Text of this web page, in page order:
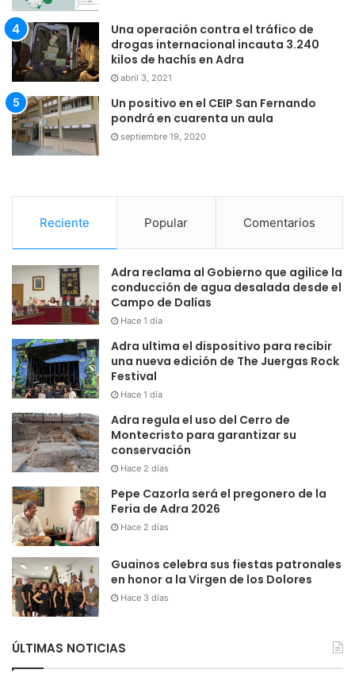
Una operación contra el tráfico de
drogas internacional incauta 3.240
kilos de hachís en Adra
abril 3, 2021
Un positivo en el CEIP San Fernando
pondrá en cuarenta un aula
septiembre 19, 2020
Reciente Popular Comentarios
Adra reclama al Gobierno que agilice la
conducción de agua desalada desde el
Campo de Dalías
Hace 1 día
Adra ultima el dispositivo para recibir
una nueva edición de The Juergas Rock
Festival
Hace 1 día
Adra regula el uso del Cerro de
Montecristo para garantizar su
conservación
Hace 2 días
Pepe Cazorla será el pregonero de la
Feria de Adra 2026
Hace 2 días
Guainos celebra sus fiestas patronales
en honor a la Virgen de los Dolores
Hace 3 días
ÚLTIMAS NOTICIAS